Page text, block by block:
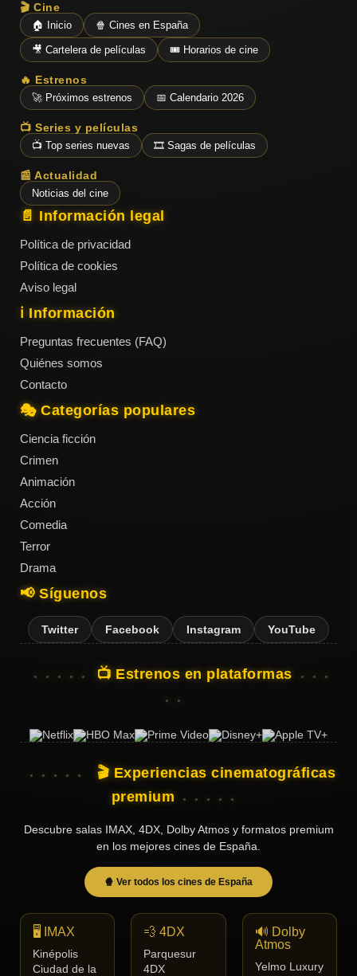
🎬 Cine
🏠 Inicio 🍿 Cines en España
🎥 Cartelera de películas 🎟️ Horarios de cine
🔥 Estrenos
🚀 Próximos estrenos 📅 Calendario 2026
📺 Series y películas
📺 Top series nuevas 🎞️ Sagas de películas
📰 Actualidad
Noticias del cine
📄 Información legal
Política de privacidad
Política de cookies
Aviso legal
ℹ️ Información
Preguntas frecuentes (FAQ)
Quiénes somos
Contacto
🎭 Categorías populares
Ciencia ficción
Crimen
Animación
Acción
Comedia
Terror
Drama
📢 Síguenos
Twitter Facebook Instagram YouTube
📺 Estrenos en plataformas
🎬 Experiencias cinematográficas
premium
Descubre salas IMAX, 4DX, Dolby Atmos y formatos premium
en los mejores cines de España.
🍿 Ver todos los cines de España
🖥️ IMAX
Kinépolis
Ciudad de la
💨 4DX
Parquesur
4DX
🔊 Dolby
Atmos
Yelmo Luxury